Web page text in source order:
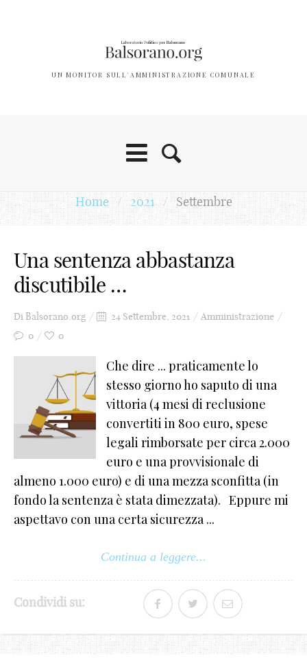
UN MONITOR SULL'AMMINISTRAZIONE COMUNALE
Home / 2021 / Settembre
Una sentenza abbastanza
discutibile …
DiBalsorano.org 24 Settembre, 2021
Amministrazione
0
0
Che dire ... praticamente lo
stesso giorno ho saputo di una
vittoria (4 mesi di reclusione
convertiti in 800 euro, spese
legali rimborsate per circa 2.000
euro e una provvisionale di
almeno 1.000 euro) e di una mezza sconfitta (in
fondo la sentenza è stata dimezzata). Eppure mi
aspettavo con una certa sicurezza ...
Continua a leggere...
Condividi su:
0